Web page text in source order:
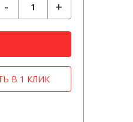
- +
В 1 КЛИК